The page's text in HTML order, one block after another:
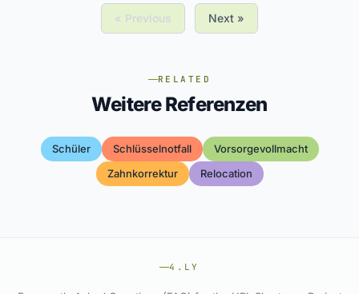
« Previous Next »
RELATED
Weitere Referenzen
Schüler Schlüsselnotfall
Vorsorgevollmacht
Zahnkorrektur
Relocation
4.LY